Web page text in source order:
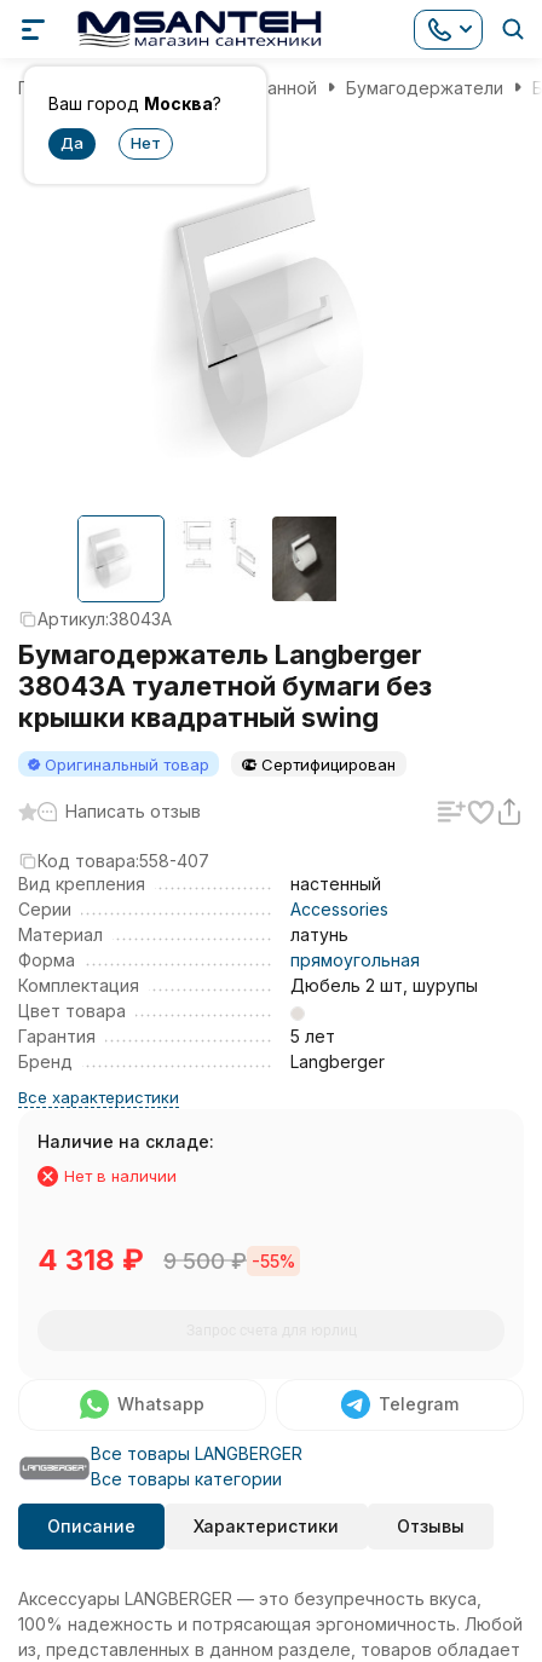
Ваш город Москва?
Главная Аксессуары для ванной Бумагодержатели
Артикул:38043A
Бумагодержатель Langberger
38043A туалетной бумаги без
крышки квадратный swing
Оригинальный товар Сертифицирован
Написать отзыв
Код товара:558-407
Вид крепления
настенный
Серии
Accessories
Материал
латунь
Форма
прямоугольная
Комплектация
Дюбель 2 шт, шурупы
Цвет товара
Гарантия
5 лет
Бренд
Langberger
Все характеристики
Наличие на складе:
Нет в наличии
4 318 ₽ 9 500₽ -55%
Whatsapp Telegram
Все товары LANGBERGER
Все товары категории
Описание Характеристики Отзывы
Аксессуары LANGBERGER — это безупречность вкуса,
100% надежность и потрясающая эргономичность. Любой
из, представленных в данном разделе, товаров обладает